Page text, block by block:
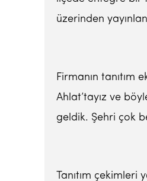
üzerinden
Firmanın
Ahlat’tayız ve
geldik. Şehri çok
Tanıtım